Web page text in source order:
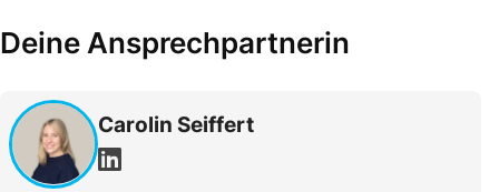
Deine Ansprechpartnerin
Carolin Seiffert